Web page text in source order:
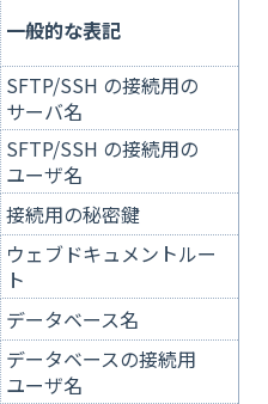
一般的な表記
SFTP/SSH の接続用の
サーバ名
SFTP/SSH の接続用の
ユーザ名
接続用の秘密鍵
ウェブドキュメントルー
ト
データベース名
データベースの接続用
ユーザ名